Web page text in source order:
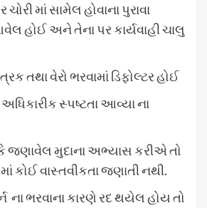
ચોરી માં સામેલ હોવાના પુરાવા
હોઈ અને તેના પર કાર્યવાહી ચાલુ
તથા વેરો ભરવામાં ડિફોલ્ટર હોઈ
સ્પષ્ટતા આવ્યા ના
જણાવેલ મુદાના અભ્યાસ કરીએ તો
કોઈ વાસ્તવીકતા જણાતી નથી.
ના ભરવાના કારણે રદ થયેલ હોય તો